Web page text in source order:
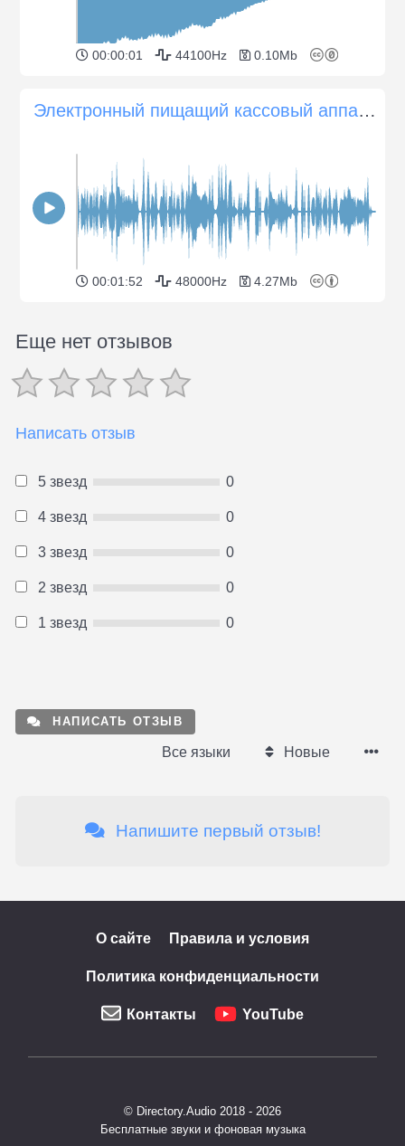
00:00:01 44100Hz 0.10Mb
Электронный пищащий кассовый аппарат 1980-х годов
00:01:52 48000Hz 4.27Mb
Еще нет отзывов
Написать отзыв
5 звезд 0
4 звезд 0
3 звезд 0
2 звезд 0
1 звезд 0
НАПИСАТЬ ОТЗЫВ
Все языки Новые
Напишите первый отзыв!
О сайте Правила и условия
Политика конфиденциальности
Контакты YouTube
© Directory.Audio 2018 - 2026
Бесплатные звуки и фоновая музыка